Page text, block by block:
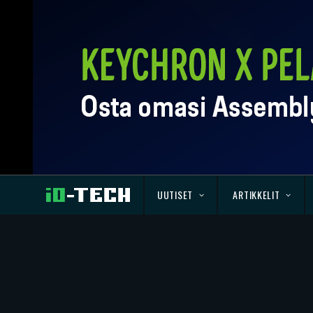
UUTISET ARTIKKELIT